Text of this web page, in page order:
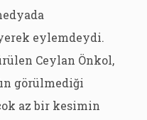
eylemdeydi.
Ceylan Önkol,
görülmediği
az bir kesimin